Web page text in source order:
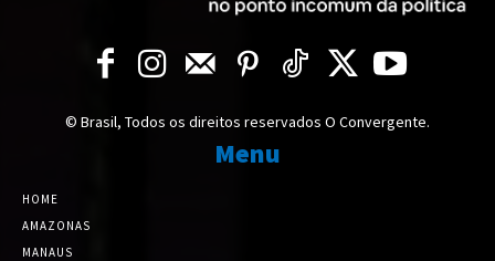
© Brasil, Todos os direitos reservados O Convergente.
Menu
HOME
AMAZONAS
MANAUS